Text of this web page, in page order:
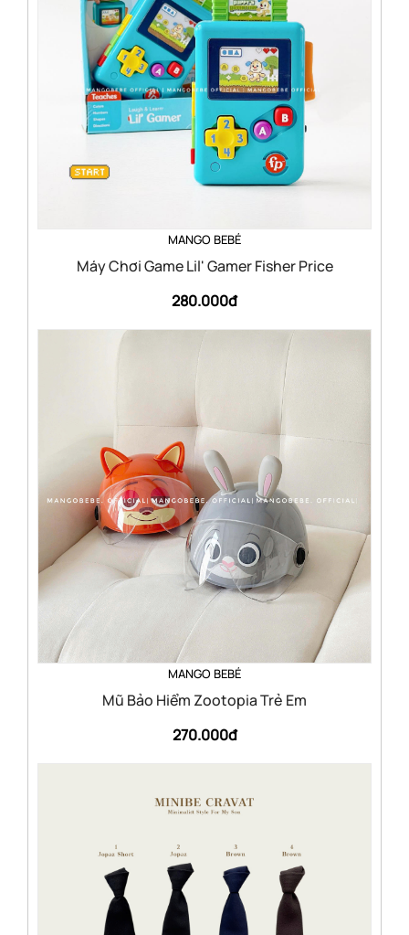
MANGO BEBÉ
Máy Chơi Game Lil' Gamer Fisher Price
280.000đ
MANGO BEBÉ
Mũ Bảo Hiểm Zootopia Trẻ Em
270.000đ